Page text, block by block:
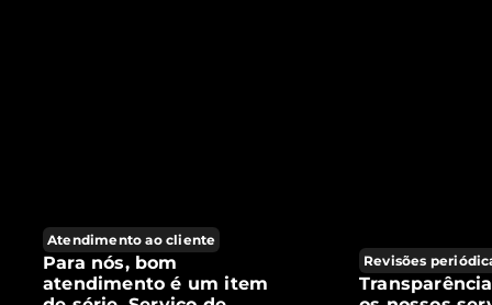
Atendimento ao cliente
Para nós, bom
atendimento é um item
Revisões